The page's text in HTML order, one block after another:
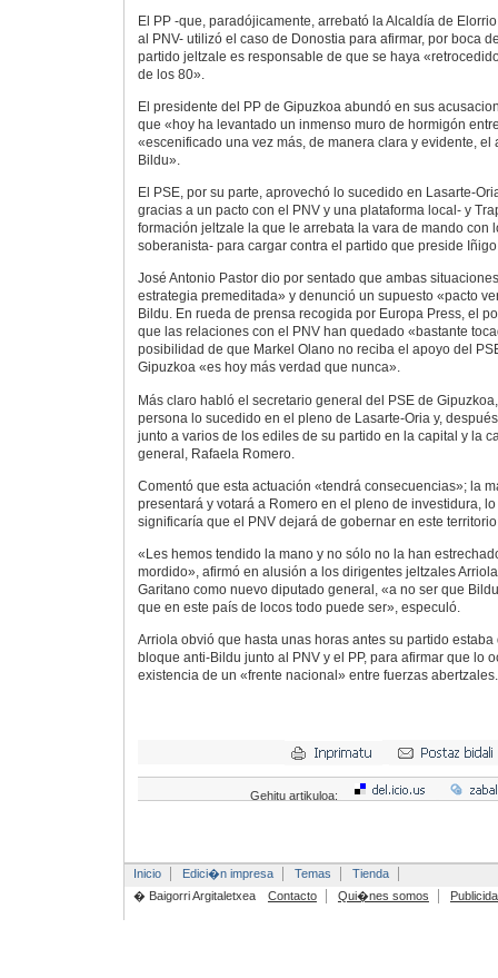
El PP -que, paradójicamente, arrebató la Alcaldía de
al PNV- utilizó el caso de Donostia para afirmar, por boca
partido jeltzale es responsable de que se haya
de los 80».
El presidente del PP de Gipuzkoa abundó en sus
que «hoy ha levantado un inmenso muro de hormigón
«escenificado una vez más, de manera clara y evidente, el
Bildu».
El PSE, por su parte, aprovechó lo sucedido en Lasarte-
gracias a un pacto con el PNV y una plataforma local- y
formación jeltzale la que le arrebata la vara de mando con
soberanista- para cargar contra el partido que preside
José Antonio Pastor dio por sentado que ambas
estrategia premeditada» y denunció un supuesto «pacto
Bildu. En rueda de prensa recogida por Europa Press, el
que las relaciones con el PNV han quedado «bastante
posibilidad de que Markel Olano no reciba el apoyo del
Gipuzkoa «es hoy más verdad que nunca».
Más claro habló el secretario general del PSE de
persona lo sucedido en el pleno de Lasarte-Oria y,
junto a varios de los ediles de su partido en la capital y la
general, Rafaela Romero.
Comentó que esta actuación «tendrá consecuencias»; la
presentará y votará a Romero en el pleno de investidura,
significaría que el PNV dejará de gobernar en este
«Les hemos tendido la mano y no sólo no la han
mordido», afirmó en alusión a los dirigentes jeltzales
Garitano como nuevo diputado general, «a no ser que
que en este país de locos todo puede ser», especuló.
Arriola obvió que hasta unas horas antes su partido
bloque anti-Bildu junto al PNV y el PP, para afirmar que lo
existencia de un «frente nacional» entre fuerzas abertzales.
Gehitu artikuloa:
Inicio Edici�n impresa Temas
Tienda
� Baigorri Argitaletxea
Contacto Qui�nes somos